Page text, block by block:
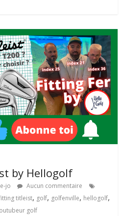
by Hellogolf
jo
Aucun commentaire
titleist, golf, golfenville, hellogolf,
golf